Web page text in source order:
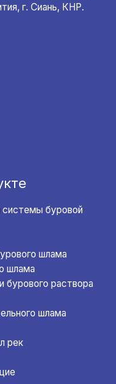
г. Сиань, КНР.
системы буровой
шлама
шлама
бурового раствора
шлама
рек